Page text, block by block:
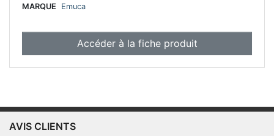
MARQUE
Emuca
Accéder à la fiche produit
AVIS CLIENTS